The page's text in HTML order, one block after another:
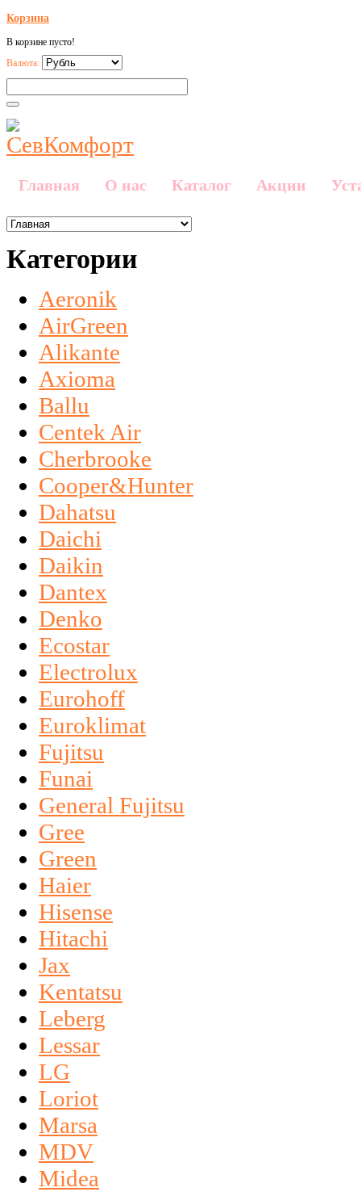
Корзина
В корзине пусто!
Валюта:
Главная О нас Каталог Акции
Категории
Aeronik
AirGreen
Alikante
Axioma
Ballu
Centek Air
Cherbrooke
Cooper&Hunter
Dahatsu
Daichi
Daikin
Dantex
Denko
Ecostar
Electrolux
Eurohoff
Euroklimat
Fujitsu
Funai
General Fujitsu
Gree
Green
Haier
Hisense
Hitachi
Jax
Kentatsu
Leberg
Lessar
LG
Loriot
Marsa
MDV
Midea